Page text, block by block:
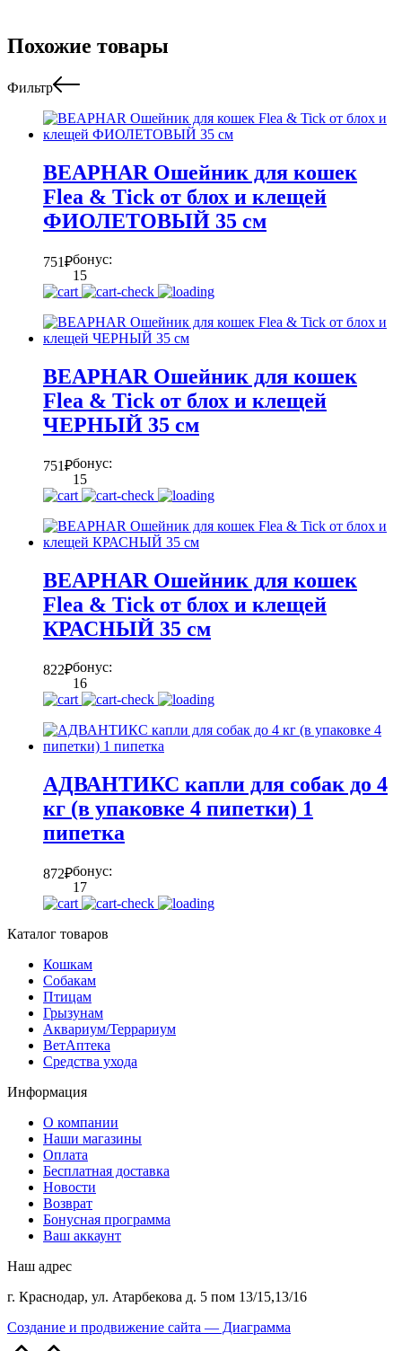
Похожие товары
Фильтр
BEAPHAR Ошейник для кошек
Flea & Tick от блох и клещей
ФИОЛЕТОВЫЙ 35 см
751₽бонус:
15
BEAPHAR Ошейник для кошек
Flea & Tick от блох и клещей
ЧЕРНЫЙ 35 см
751₽бонус:
15
BEAPHAR Ошейник для кошек
Flea & Tick от блох и клещей
КРАСНЫЙ 35 см
822₽бонус:
16
АДВАНТИКС капли для собак до 4
кг (в упаковке 4 пипетки) 1
пипетка
872₽бонус:
17
Каталог товаров
Кошкам
Собакам
Птицам
Грызунам
Аквариум/Террариум
ВетАптека
Средства ухода
Информация
О компании
Наши магазины
Оплата
Бесплатная доставка
Новости
Возврат
Бонусная программа
Ваш аккаунт
Наш адрес
г. Краснодар, ул. Атарбекова д. 5 пом 13/15,13/16
Создание и продвижение сайта — Диаграмма